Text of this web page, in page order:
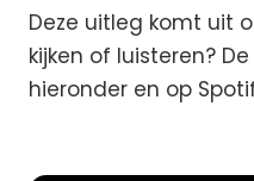
Deze uitleg komt uit
kijken of luisteren?
hieronder en op